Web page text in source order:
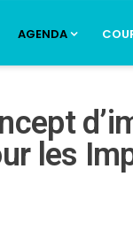
AGENDA
les